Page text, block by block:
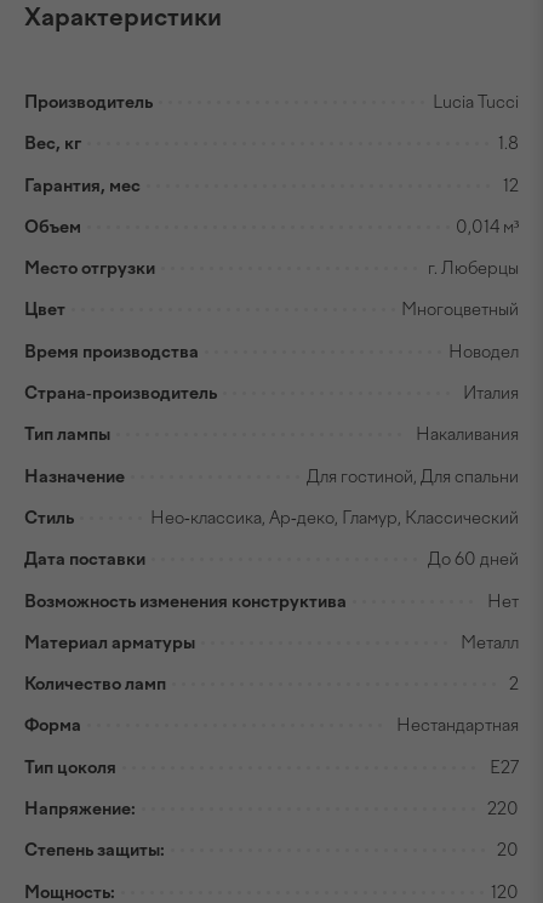
Характеристики
Производитель Lucia Tucci
Вес, кг 1.8
Гарантия, мес 12
Объем 0,014 м³
Место отгрузки г. Люберцы
Цвет Многоцветный
Время производства Новодел
Страна-производитель Италия
Тип лампы Накаливания
Назначение Для гостиной, Для спальни
Стиль Нео-классика, Ар-деко, Гламур, Классический
Дата поставки До 60 дней
Возможность изменения конструктива Нет
Материал арматуры Металл
Количество ламп 2
Форма Нестандартная
Тип цоколя E27
Напряжение: 220
Степень защиты: 20
Мощность: 120